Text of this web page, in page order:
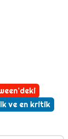
ve en kritik